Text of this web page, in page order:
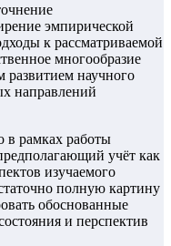
эмпирической
к рассматриваемой
многообразие
развитием научного
направлений
в рамках работы
учёт как
изучаемого
полную картину
обоснованные
и перспектив